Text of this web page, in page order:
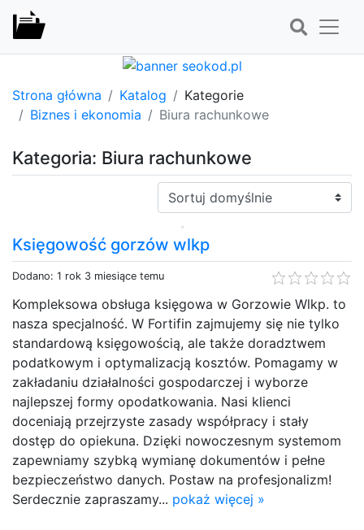
Strona główna Katalog
Kategorie
Biznes i ekonomia
Biura rachunkowe
Kategoria: Biura rachunkowe
Sortuj:
Księgowość gorzów wlkp
Dodano: 1 rok 3 miesiące temu
Kompleksowa obsługa księgowa w Gorzowie Wlkp. to
nasza specjalność. W Fortifin zajmujemy się nie tylko
standardową księgowością, ale także doradztwem
podatkowym i optymalizacją kosztów. Pomagamy w
zakładaniu działalności gospodarczej i wyborze
najlepszej formy opodatkowania. Nasi klienci
doceniają przejrzyste zasady współpracy i stały
dostęp do opiekuna. Dzięki nowoczesnym systemom
zapewniamy szybką wymianę dokumentów i pełne
bezpieczeństwo danych. Postaw na profesjonalizm!
Serdecznie zapraszamy... pokaż więcej »